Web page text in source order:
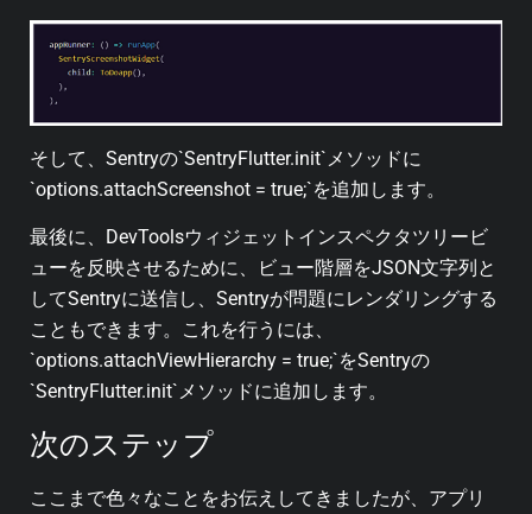
そして、Sentryの`SentryFlutter.init`メソッドに
`options.attachScreenshot = true;`を追加します。
最後に、DevToolsウィジェットインスペクタツリービ
ューを反映させるために、ビュー階層をJSON文字列と
してSentryに送信し、Sentryが問題にレンダリングする
こともできます。これを行うには、
`options.attachViewHierarchy = true;`をSentryの
`SentryFlutter.init`メソッドに追加します。
次のステップ
ここまで色々なことをお伝えしてきましたが、アプリ